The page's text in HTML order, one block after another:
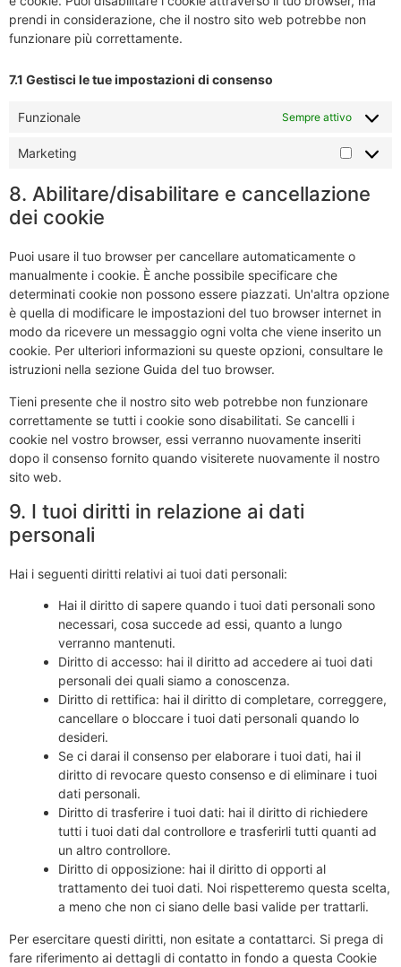
prendi in considerazione, che il nostro sito web potrebbe non
funzionare più correttamente.
7.1 Gestisci le tue impostazioni di consenso
Funzionale Sempre attivo
Marketing
8. Abilitare/disabilitare e cancellazione
dei cookie
Puoi usare il tuo browser per cancellare automaticamente o
manualmente i cookie. È anche possibile specificare che
determinati cookie non possono essere piazzati. Un'altra opzione
è quella di modificare le impostazioni del tuo browser internet in
modo da ricevere un messaggio ogni volta che viene inserito un
cookie. Per ulteriori informazioni su queste opzioni, consultare le
istruzioni nella sezione Guida del tuo browser.
Tieni presente che il nostro sito web potrebbe non funzionare
correttamente se tutti i cookie sono disabilitati. Se cancelli i
cookie nel vostro browser, essi verranno nuovamente inseriti
dopo il consenso fornito quando visiterete nuovamente il nostro
sito web.
9. I tuoi diritti in relazione ai dati
personali
Hai i seguenti diritti relativi ai tuoi dati personali:
Hai il diritto di sapere quando i tuoi dati personali sono
necessari, cosa succede ad essi, quanto a lungo
verranno mantenuti.
Diritto di accesso: hai il diritto ad accedere ai tuoi dati
personali dei quali siamo a conoscenza.
Diritto di rettifica: hai il diritto di completare, correggere,
cancellare o bloccare i tuoi dati personali quando lo
desideri.
Se ci darai il consenso per elaborare i tuoi dati, hai il
diritto di revocare questo consenso e di eliminare i tuoi
dati personali.
Diritto di trasferire i tuoi dati: hai il diritto di richiedere
tutti i tuoi dati dal controllore e trasferirli tutti quanti ad
un altro controllore.
Diritto di opposizione: hai il diritto di opporti al
trattamento dei tuoi dati. Noi rispetteremo questa scelta,
a meno che non ci siano delle basi valide per trattarli.
Per esercitare questi diritti, non esitate a contattarci. Si prega di
fare riferimento ai dettagli di contatto in fondo a questa Cookie